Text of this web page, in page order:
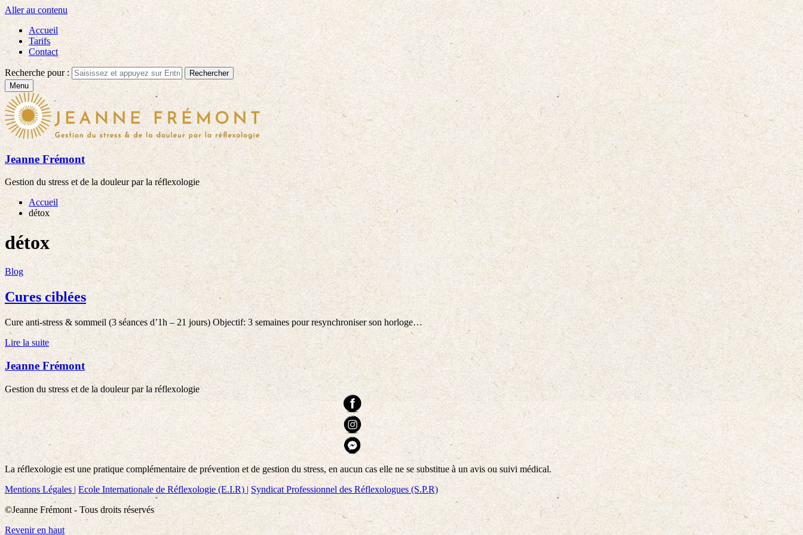
Aller au contenu
Accueil
Tarifs
Contact
Recherche pour :
Rechercher
Menu
Jeanne Frémont
Gestion du stress et de la douleur par la réflexologie
Accueil
détox
détox
Blog
Cures ciblées
Cure anti-stress & sommeil (3 séances d’1h – 21 jours) Objectif: 3 semaines pour resynchroniser son horloge…
Lire la suite
Jeanne Frémont
Gestion du stress et de la douleur par la réflexologie
La réflexologie est une pratique complémentaire de prévention et de gestion du stress, en aucun cas elle ne se substitue à un avis ou suivi médical.
Mentions Légales | Ecole Internationale de Réflexologie (E.I.R) | Syndicat Professionnel des Réflexologues (S.P.R)
©Jeanne Frémont - Tous droits réservés
Revenir en haut